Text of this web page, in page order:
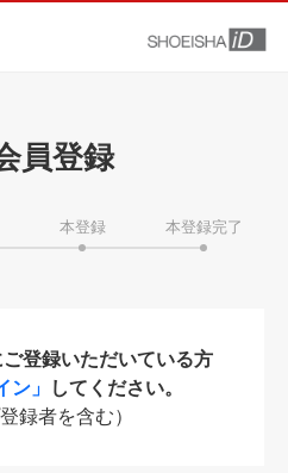
員登録
本登録 本登録完了
登録いただいている方
ン」 してください。
録者を含む）